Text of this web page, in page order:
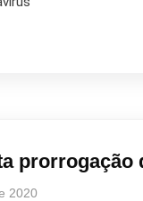
prorrogação
2020